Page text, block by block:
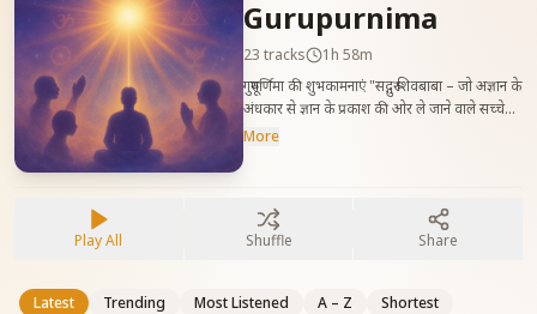
Gurupurnima
23 tracks
1h 58m
गुरुपूर्णिमा की शुभकामनाएं "सद्गुरु शिवबाबा – जो अज्ञान के
अंधकार से ज्ञान के प्रकाश की ओर ले जाने वाले सच्चे
पथप्रदर्शक हैं।" इस पावन गुरुपूर्णिमा पर, उनके प्रति
More
Play All Shuffle Share
Latest Trending Most Listened A – Z Shortest